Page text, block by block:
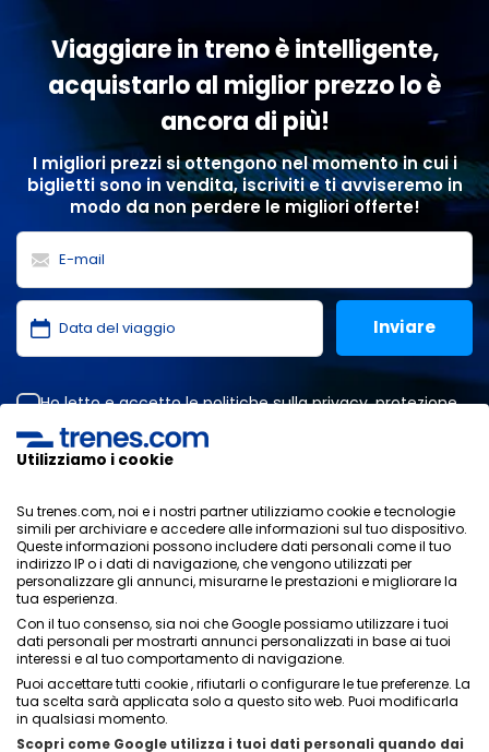
Viaggiare in treno è intelligente,
acquistarlo al miglior prezzo lo è
ancora di più!
I migliori prezzi si ottengono nel momento in cui i
biglietti sono in vendita, iscriviti e ti avviseremo in
modo da non perdere le migliori offerte!
Ho letto e accetto lepolitiche sulla privacy,protezione
Informativa sulla privacy
Condizioni generali
Politica sui cookies
Politica di sicurezza
Contatti
Utilizziamo i cookie
Su trenes.com, noi e i nostri partner utilizziamo cookie e tecnologie
simili per archiviare e accedere alle informazioni sul tuo dispositivo.
Queste informazioni possono includere dati personali come il tuo
indirizzo IP o i dati di navigazione, che vengono utilizzati per
personalizzare gli annunci, misurarne le prestazioni e migliorare la
tua esperienza.
Con il tuo consenso, sia noi che Google possiamo utilizzare i tuoi
dati personali per mostrarti annunci personalizzati in base ai tuoi
interessi e al tuo comportamento di navigazione.
Puoi accettare tutti cookie , rifiutarli o configurare le tue preferenze. La
tua scelta sarà applicata solo a questo sito web. Puoi modificarla
in qualsiasi momento.
Scopri come Google utilizza i tuoi dati personali quando dai